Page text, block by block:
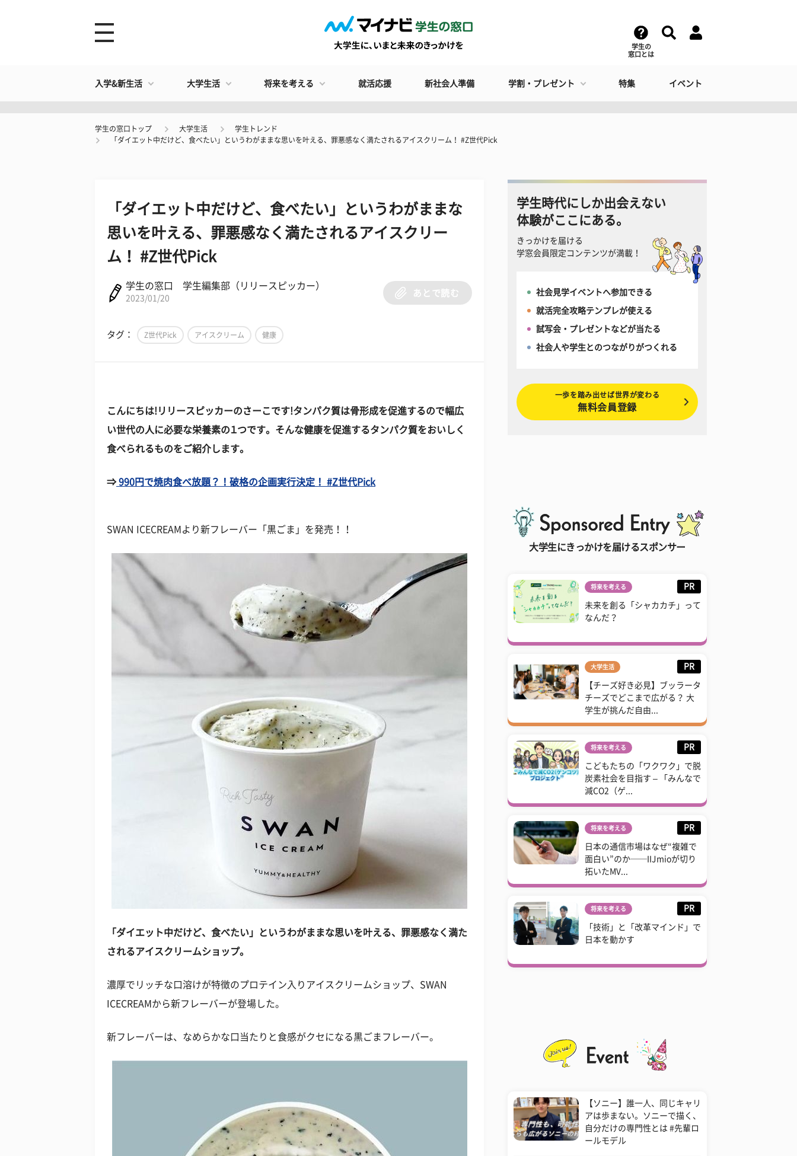
学生の
窓口とは
入学&新生活 大学生活 将来を考える 就活応援 新社会人準備 学割・プレゼント 特集 イベント
学生の窓口トップ 大学生活
学生トレンド
「ダイエット中だけど、食べたい」というわがままな思いを叶える、罪悪感なく満たされるアイスクリーム！ #Z世代Pick
「ダイエット中だけど、食べたい」というわがままな
思いを叶える、罪悪感なく満たされるアイスクリー
ム！ #Z世代Pick
学生の窓口 学生編集部（リリースピッカー）
2023/01/20
あとで読む
タグ： Z世代Pick アイスクリーム 健康
こんにちは!リリースピッカーのさーこです!タンパク質は骨形成を促進するので幅広
い世代の人に必要な栄養素の１つです。そんな健康を促進するタンパク質をおいしく
食べられるものをご紹介します。
⇒990円で焼肉食べ放題？！破格の企画実行決定！ #Z世代Pick
SWAN ICECREAMより新フレーバー「黒ごま」を発売！！
「ダイエット中だけど、食べたい」というわがままな思いを叶える、罪悪感なく満た
されるアイスクリームショップ。
濃厚でリッチな口溶けが特徴のプロテイン入りアイスクリームショップ、SWAN
ICECREAMから新フレーバーが登場した。
新フレーバーは、なめらかな口当たりと食感がクセになる黒ごまフレーバー。
学生時代にしか出会えない
体験がここにある。
きっかけを届ける
学窓会員限定コンテンツが満載！
社会見学イベントへ参加できる
就活完全攻略テンプレが使える
試写会・プレゼントなどが当たる
社会人や学生とのつながりがつくれる
一歩を踏み出せば世界が変わる
無料会員登録
大学生にきっかけを届けるスポンサー
将来を考える PR
未来を創る「シャカカチ」って
なんだ？
大学生活 PR
【チーズ好き必見】ブッラータ
チーズでどこまで広がる？ 大
学生が挑んだ自由...
将来を考える PR
こどもたちの「ワクワク」で脱
炭素社会を目指す – 「みんなで
減CO2（ゲ...
将来を考える PR
日本の通信市場はなぜ“複雑で
面白い”のか──IIJmioが切り
拓いたMV...
将来を考える PR
「技術」と「改革マインド」で
日本を動かす
【ソニー】誰一人、同じキャリ
アは歩まない。ソニーで描く、
自分だけの専門性とは #先輩ロ
ールモデル